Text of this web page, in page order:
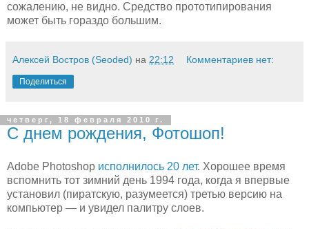
сожалению, не видно. Средство прототипирования
может быть гораздо большим.
Алексей Востров (Seoded) на 22:12 Комментариев нет:
Поделиться
четверг, 18 февраля 2010 г.
С днем рождения, Фотошоп!
Adobe Photoshop исполнилось 20 лет. Хорошее время
вспомнить тот зимний день 1994 года, когда я впервые
установил (пиратскую, разумеется) третью версию на
компьютер — и увидел палитру слоев.